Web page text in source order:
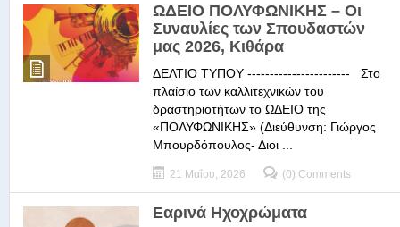
ΩΔΕΙΟ ΠΟΛΥΦΩΝΙΚΗΣ – Οι
Συναυλίες των Σπουδαστών
μας 2026, Κιθάρα
ΔΕΛΤΙΟ ΤΥΠΟΥ ----------------------- Στο
πλαίσιο των καλλιτεχνικών του
δραστηριοτήτων το ΩΔΕΙΟ της
«ΠΟΛΥΦΩΝΙΚΗΣ» (Διεύθυνση: Γιώργος
Μπουρδόπουλος- Διοι ...
21 Μαΐου, 2026 (0) Comments
Εαρινά Ηχοχρώματα